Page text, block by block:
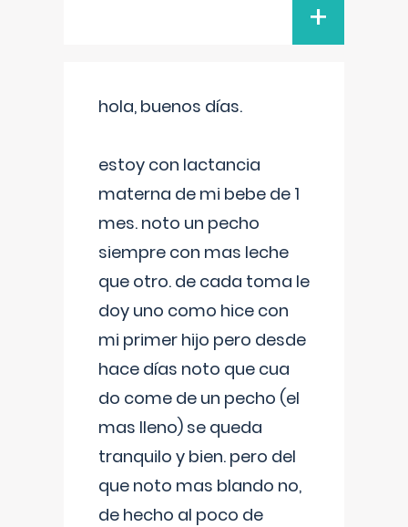
+
hola, buenos días.
estoy con lactancia
materna de mi bebe de 1
mes. noto un pecho
siempre con mas leche
que otro. de cada toma le
doy uno como hice con
mi primer hijo pero desde
hace días noto que cua
do come de un pecho (el
mas lleno) se queda
tranquilo y bien. pero del
que noto mas blando no,
de hecho al poco de